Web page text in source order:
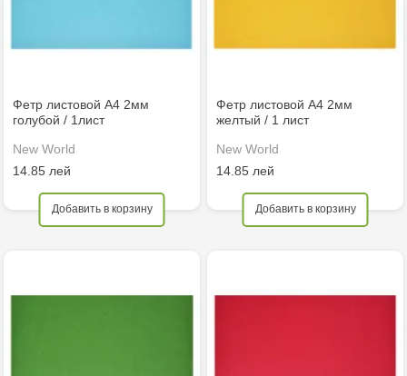
Фетр листовой А4 2мм
голубой / 1лист
New World
14.85 лей
Добавить в корзину
Фетр листовой А4 2мм
желтый / 1 лист
New World
14.85 лей
Добавить в корзину